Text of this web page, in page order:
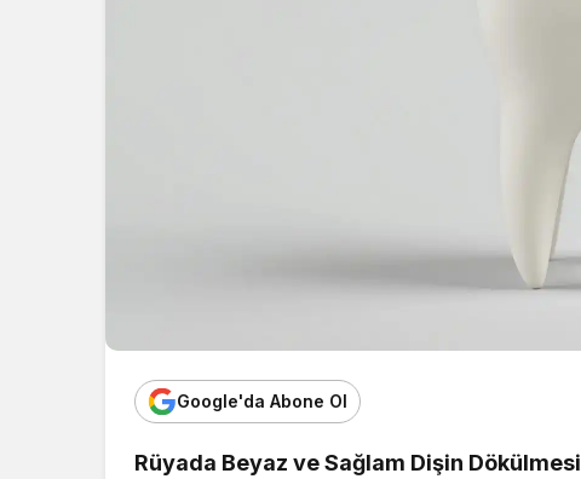
Google'da Abone Ol
Rüyada Beyaz ve Sağlam Dişin Dökülmesi